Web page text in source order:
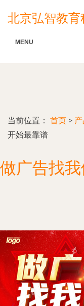
北京弘智教育
MENU
当前位置： 首页 >
开始最靠谱
做广告找